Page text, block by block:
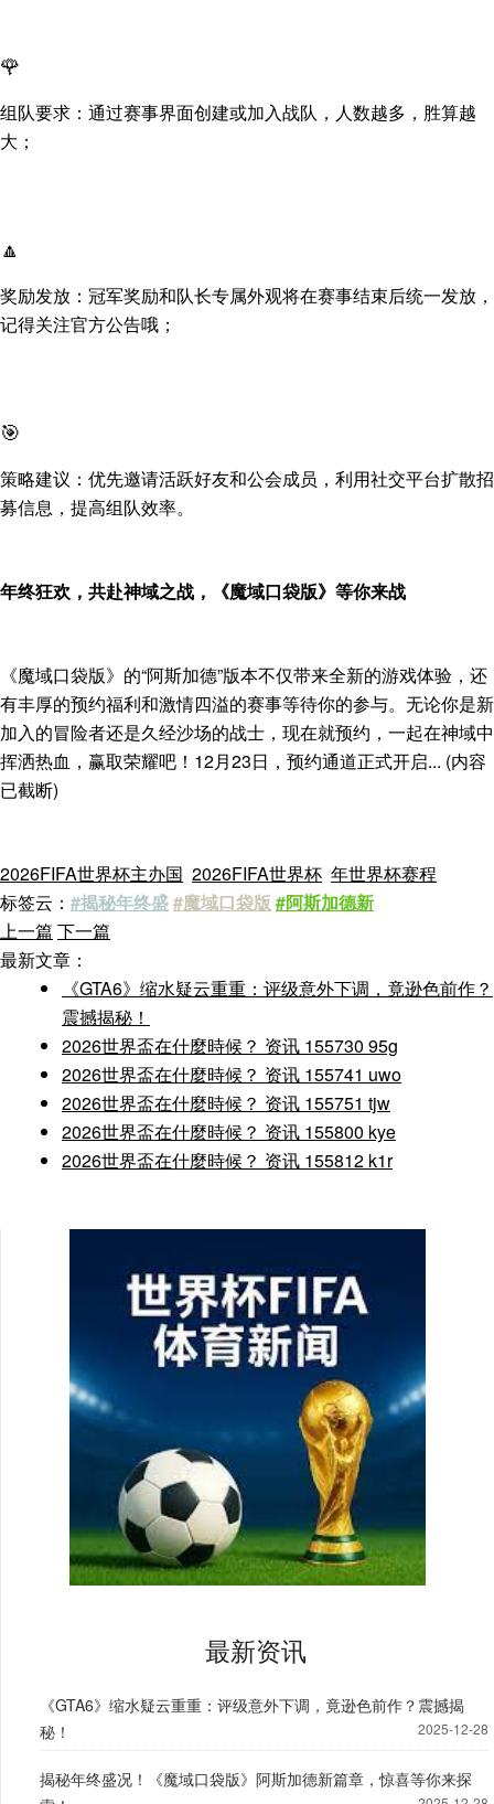
🌹
组队要求：通过赛事界面创建或加入战队，人数越多，胜算越
大；
🔼
奖励发放：冠军奖励和队长专属外观将在赛事结束后统一发放，
记得关注官方公告哦；
🎯
策略建议：优先邀请活跃好友和公会成员，利用社交平台扩散招
募信息，提高组队效率。
年终狂欢，共赴神域之战，《魔域口袋版》等你来战
《魔域口袋版》的“阿斯加德”版本不仅带来全新的游戏体验，还
有丰厚的预约福利和激情四溢的赛事等待你的参与。无论你是新
加入的冒险者还是久经沙场的战士，现在就预约，一起在神域中
挥洒热血，赢取荣耀吧！12月23日，预约通道正式开启... (内容
已截断)
2026FIFA世界杯主办国 2026FIFA世界杯 年世界杯赛程
标签云： #揭秘年终盛#魔域口袋版 #阿斯加德新
上一篇 下一篇
最新文章：
《GTA6》缩水疑云重重：评级意外下调，竟逊色前作？
震撼揭秘！
2026世界盃在什麼時候？ 资讯 155730 95g
2026世界盃在什麼時候？ 资讯 155741 uwo
2026世界盃在什麼時候？ 资讯 155751 tjw
2026世界盃在什麼時候？ 资讯 155800 kye
2026世界盃在什麼時候？ 资讯 155812 k1r
最新资讯
《GTA6》缩水疑云重重：评级意外下调，竟逊色前作？震撼揭
秘！
2025-12-28
揭秘年终盛况！《魔域口袋版》阿斯加德新篇章，惊喜等你来探